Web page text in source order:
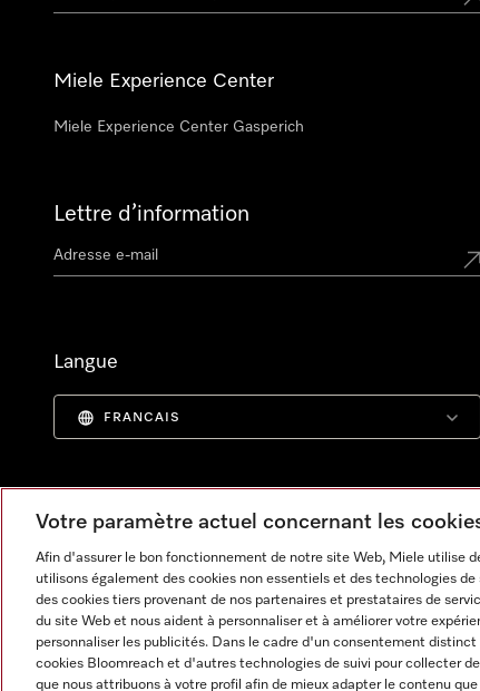
Miele Experience Center
Miele Experience Center Gasperich
Lettre d’information
Langue
FRANCAIS
Informations légales CGV Protection des données
Votre paramètre actuel concernant les
Afin d'assurer le bon fonctionnement de notre site Web, Miele utilise
utilisons également des cookies non essentiels et des technologies
des cookies tiers provenant de nos partenaires et prestataires de
du site Web et nous aident à personnaliser et à améliorer votre
personnaliser les publicités. Dans le cadre d'un consentement
cookies Bloomreach et d'autres technologies de suivi pour collecter
que nous attribuons à votre profil afin de mieux adapter le contenu